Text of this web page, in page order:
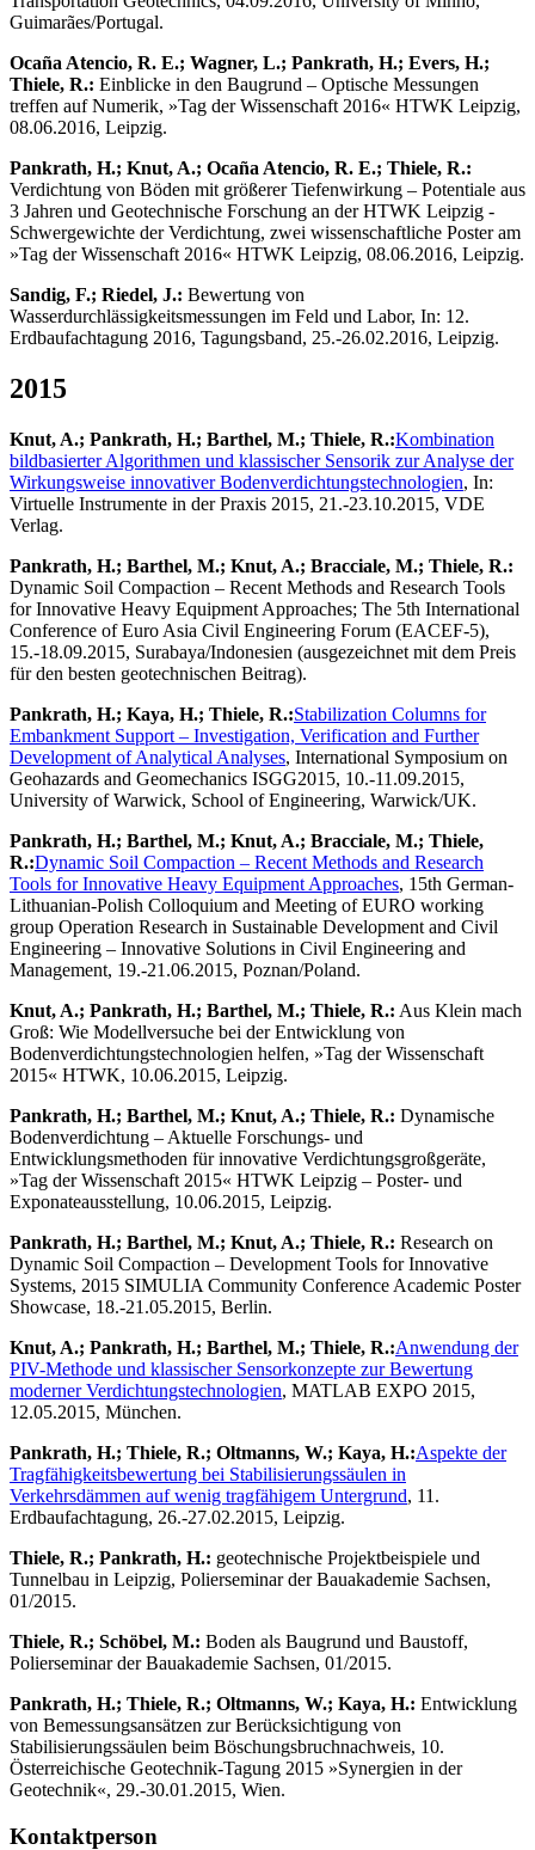
Guimarães/Portugal.
Ocaña Atencio, R. E.; Wagner, L.; Pankrath, H.; Evers, H.;
Thiele, R.: Einblicke in den Baugrund – Optische Messungen
treffen auf Numerik, »Tag der Wissenschaft 2016« HTWK Leipzig,
08.06.2016, Leipzig.
Pankrath, H.; Knut, A.; Ocaña Atencio, R. E.; Thiele, R.:
Verdichtung von Böden mit größerer Tiefenwirkung – Potentiale aus
3 Jahren und Geotechnische Forschung an der HTWK Leipzig -
Schwergewichte der Verdichtung, zwei wissenschaftliche Poster am
»Tag der Wissenschaft 2016« HTWK Leipzig, 08.06.2016, Leipzig.
Sandig, F.; Riedel, J.: Bewertung von
Wasserdurchlässigkeitsmessungen im Feld und Labor, In: 12.
Erdbaufachtagung 2016, Tagungsband, 25.-26.02.2016, Leipzig.
2015
Knut, A.; Pankrath, H.; Barthel, M.; Thiele, R.:Kombination
bildbasierter Algorithmen und klassischer Sensorik zur Analyse der
Wirkungsweise innovativer Bodenverdichtungstechnologien, In:
Virtuelle Instrumente in der Praxis 2015, 21.-23.10.2015, VDE
Verlag.
Pankrath, H.; Barthel, M.; Knut, A.; Bracciale, M.; Thiele, R.:
Dynamic Soil Compaction – Recent Methods and Research Tools
for Innovative Heavy Equipment Approaches; The 5th International
Conference of Euro Asia Civil Engineering Forum (EACEF-5),
15.-18.09.2015, Surabaya/Indonesien (ausgezeichnet mit dem Preis
für den besten geotechnischen Beitrag).
Pankrath, H.; Kaya, H.; Thiele, R.:Stabilization Columns for
Embankment Support – Investigation, Verification and Further
Development of Analytical Analyses, International Symposium on
Geohazards and Geomechanics ISGG2015, 10.-11.09.2015,
University of Warwick, School of Engineering, Warwick/UK.
Pankrath, H.; Barthel, M.; Knut, A.; Bracciale, M.; Thiele,
R.:Dynamic Soil Compaction – Recent Methods and Research
Tools for Innovative Heavy Equipment Approaches, 15th German-
Lithuanian-Polish Colloquium and Meeting of EURO working
group Operation Research in Sustainable Development and Civil
Engineering – Innovative Solutions in Civil Engineering and
Management, 19.-21.06.2015, Poznan/Poland.
Knut, A.; Pankrath, H.; Barthel, M.; Thiele, R.: Aus Klein mach
Groß: Wie Modellversuche bei der Entwicklung von
Bodenverdichtungstechnologien helfen, »Tag der Wissenschaft
2015« HTWK, 10.06.2015, Leipzig.
Pankrath, H.; Barthel, M.; Knut, A.; Thiele, R.: Dynamische
Bodenverdichtung – Aktuelle Forschungs- und
Entwicklungsmethoden für innovative Verdichtungsgroßgeräte,
»Tag der Wissenschaft 2015« HTWK Leipzig – Poster- und
Exponateausstellung, 10.06.2015, Leipzig.
Pankrath, H.; Barthel, M.; Knut, A.; Thiele, R.: Research on
Dynamic Soil Compaction – Development Tools for Innovative
Systems, 2015 SIMULIA Community Conference Academic Poster
Showcase, 18.-21.05.2015, Berlin.
Knut, A.; Pankrath, H.; Barthel, M.; Thiele, R.:Anwendung der
PIV-Methode und klassischer Sensorkonzepte zur Bewertung
moderner Verdichtungstechnologien, MATLAB EXPO 2015,
12.05.2015, München.
Pankrath, H.; Thiele, R.; Oltmanns, W.; Kaya, H.:Aspekte der
Tragfähigkeitsbewertung bei Stabilisierungssäulen in
Verkehrsdämmen auf wenig tragfähigem Untergrund, 11.
Erdbaufachtagung, 26.-27.02.2015, Leipzig.
Thiele, R.; Pankrath, H.: geotechnische Projektbeispiele und
Tunnelbau in Leipzig, Polierseminar der Bauakademie Sachsen,
01/2015.
Thiele, R.; Schöbel, M.: Boden als Baugrund und Baustoff,
Polierseminar der Bauakademie Sachsen, 01/2015.
Pankrath, H.; Thiele, R.; Oltmanns, W.; Kaya, H.: Entwicklung
von Bemessungsansätzen zur Berücksichtigung von
Stabilisierungssäulen beim Böschungsbruchnachweis, 10.
Österreichische Geotechnik-Tagung 2015 »Synergien in der
Geotechnik«, 29.-30.01.2015, Wien.
Kontaktperson